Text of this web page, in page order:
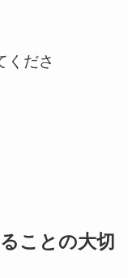
くださ
ことの大切